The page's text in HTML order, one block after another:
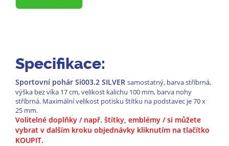
Specifikace:
Sportovní pohár Si003.2 SILVER samostatný, barva stříbrná,
výška bez víka 17 cm, velikost kalichu 100 mm, barva nohy
stříbrná. Maximální velikost potisku štítku na podstavec je 70 x
25 mm.
Volitelné doplňky / např. štítky, emblémy / si můžete
vybrat v dalším kroku objednávky kliknutím na tlačítko
KOUPIT.